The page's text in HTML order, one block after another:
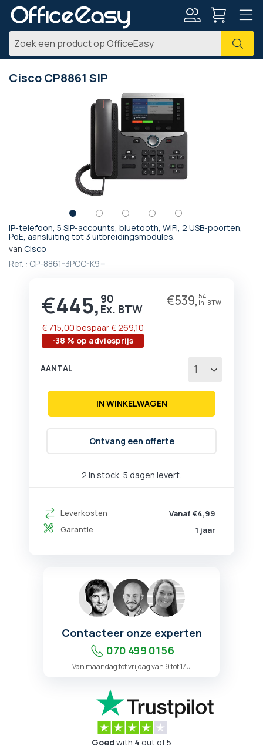
Zoek
Cisco CP8861 SIP
IP-telefoon, 5 SIP-accounts, bluetooth, WiFi, 2 USB-poorten,
PoE, aansluiting tot 3 uitbreidingsmodules.
van Cisco
Ref. : CP-8861-3PCC-K9=
Prijs
€445, 90 €539, 54
-38 % op adviesprijs
€ 715,00bespaar€ 269,10
2 in stock, 5 dagen levert.
Leverkosten
Vanaf €4,99
Garantie
1 jaar
AANTAL
IN WINKELWAGEN
Ontvang een offerte
Ga
naar
begin
afbeeldingen-
Contacteer onze experten
070 499 01 56
Van maandag tot vrijdag van 9 tot 17u
Goed with 4 out of 5